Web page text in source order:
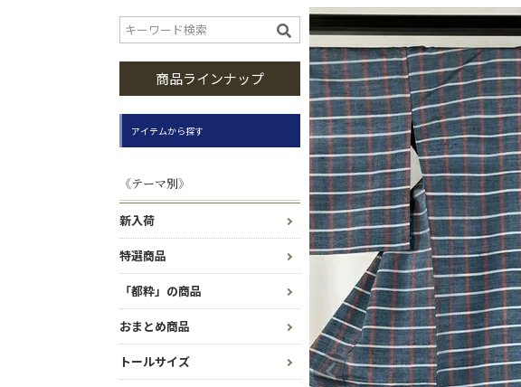
商品ラインナップ
アイテムから探す
《テーマ別》
新入荷
特選商品
「都粋」の商品
おまとめ商品
トールサイズ